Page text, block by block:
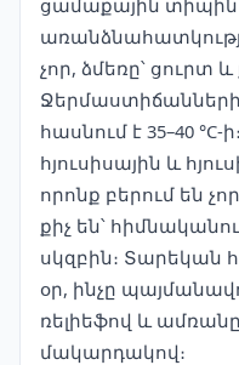
ցամաքային
չոր, ձմեռը՝ ցուրտ
հասնում է 35–40
հյուսիսային և
որոնք բերում են
քիչ են՝
սկզբին։ Տարեկան
օր, ինչը
ռելիեֆով և
մակարդակով։